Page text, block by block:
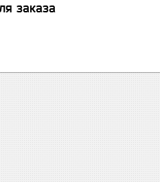
заказа